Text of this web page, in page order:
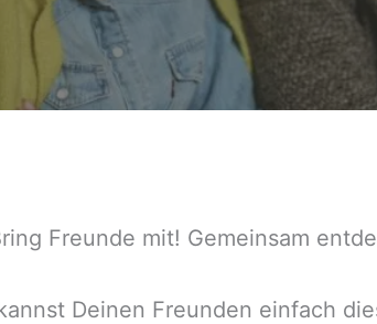
Freunde mit! Gemeinsam
Deinen Freunden einfach